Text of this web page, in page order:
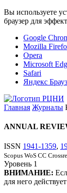
Вы используете
браузер для
Google
Mozilla
Opera
Microsoft
Safari
Яндекс
Главная Журналы
ANNUAL
ISSN 1941-1359,
Scopus WoS CC
Уровень 1
ВНИМАНИЕ:
для него